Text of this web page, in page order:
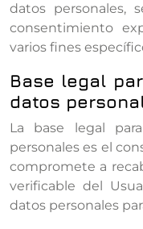
datos personales,
consentimiento
varios fines
Base legal
datos
La base legal
personales es el
compromete a
verificable del
datos personales